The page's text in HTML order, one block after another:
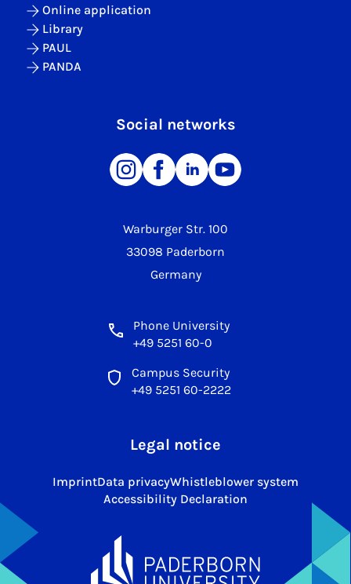
Warburger Str. 100
33098 Paderborn
Germany
Phone University
+49 5251 60-0
Campus Security
+49 5251 60-2222
Online application
Library
PAUL
PANDA
Social networks
Legal notice
ImprintData privacyWhistleblower system
Accessibility Declaration